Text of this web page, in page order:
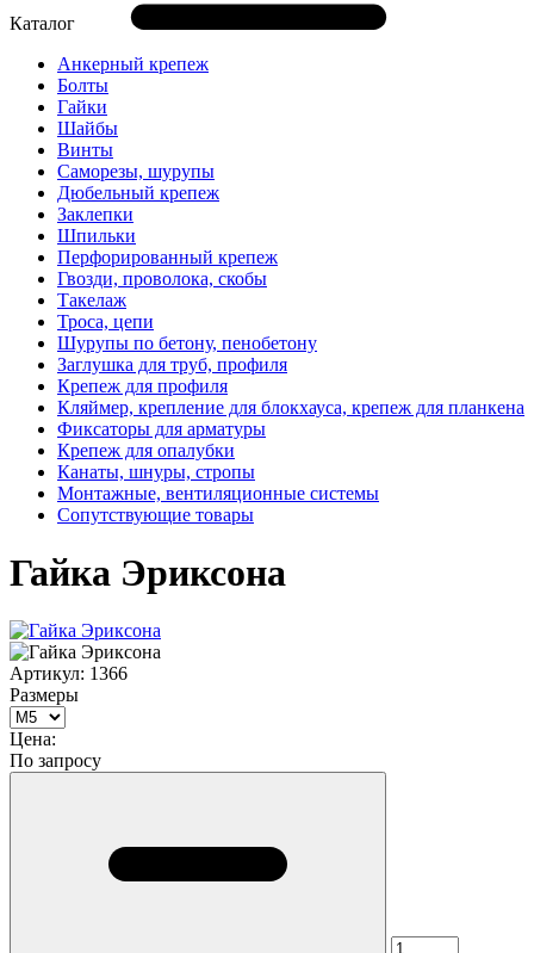
Каталог
Анкерный крепеж
Болты
Гайки
Шайбы
Винты
Саморезы, шурупы
Дюбельный крепеж
Заклепки
Шпильки
Перфорированный крепеж
Гвозди, проволока, скобы
Такелаж
Троса, цепи
Шурупы по бетону, пенобетону
Заглушка для труб, профиля
Крепеж для профиля
Кляймер, крепление для блокхауса, крепеж для планкена
Фиксаторы для арматуры
Крепеж для опалубки
Канаты, шнуры, стропы
Монтажные, вентиляционные системы
Сопутствующие товары
Гайка Эриксона
Артикул: 1366
Размеры
Цена:
По запросу